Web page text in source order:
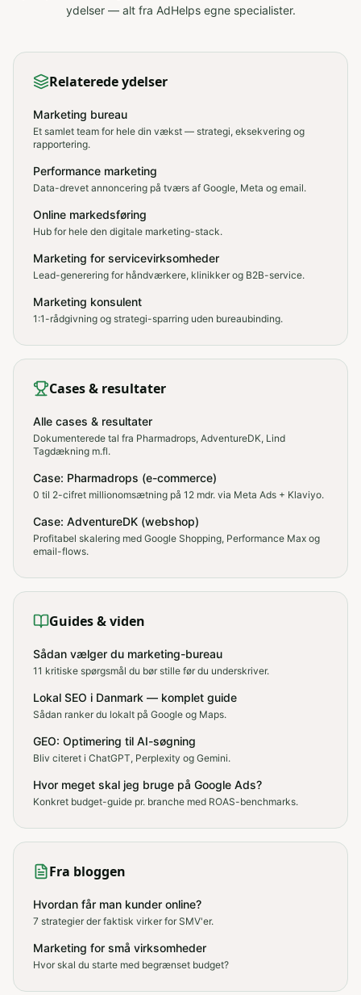
ydelser — alt fra AdHelps egne specialister.
Relaterede ydelser
Marketing bureau
Et samlet team for hele din vækst — strategi, eksekvering og
rapportering.
Performance marketing
Data-drevet annoncering på tværs af Google, Meta og email.
Online markedsføring
Hub for hele den digitale marketing-stack.
Marketing for servicevirksomheder
Lead-generering for håndværkere, klinikker og B2B-service.
Marketing konsulent
1:1-rådgivning og strategi-sparring uden bureaubinding.
Cases & resultater
Alle cases & resultater
Dokumenterede tal fra Pharmadrops, AdventureDK, Lind
Tagdækning m.fl.
Case: Pharmadrops (e-commerce)
0 til 2-cifret millionomsætning på 12 mdr. via Meta Ads + Klaviyo.
Case: AdventureDK (webshop)
Profitabel skalering med Google Shopping, Performance Max og
email-flows.
Guides & viden
Sådan vælger du marketing-bureau
11 kritiske spørgsmål du bør stille før du underskriver.
Lokal SEO i Danmark — komplet guide
Sådan ranker du lokalt på Google og Maps.
GEO: Optimering til AI-søgning
Bliv citeret i ChatGPT, Perplexity og Gemini.
Hvor meget skal jeg bruge på Google Ads?
Konkret budget-guide pr. branche med ROAS-benchmarks.
Fra bloggen
Hvordan får man kunder online?
7 strategier der faktisk virker for SMV'er.
Marketing for små virksomheder
Hvor skal du starte med begrænset budget?